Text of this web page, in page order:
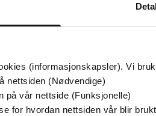
(informasjonskapsler). Vi
nettsiden (Nødvendige)
på vår nettside (Funksjonelle)
for hvordan nettsiden vår blir
Premium